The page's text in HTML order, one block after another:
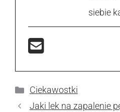
siebie
Kategorie
Ciekawostki
Jaki lek na zapalenie